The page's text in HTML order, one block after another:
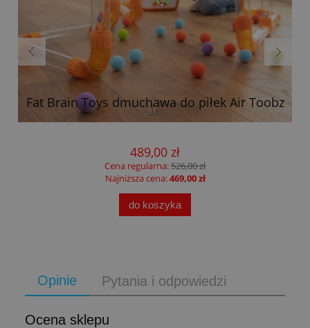
Fat Brain Toys dmuchawa do piłek Air Toobz
489,00 zł
Cena regularna:526,00 zł
Najniższa cena:469,00 zł
do koszyka
Opinie Pytania i odpowiedzi
Ocena sklepu